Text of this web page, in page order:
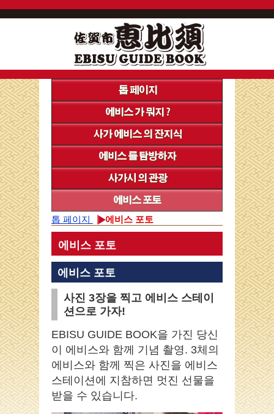
톱 페이지 에비스 포토
에비스 포토
에비스 포토
사진 3장을 찍고 에비스 스테이
션으로 가자!
EBISU GUIDE BOOK을 가진 당신
이 에비스와 함께 기념 촬영. 3체의
에비스와 함께 찍은 사진을 에비스
스테이션에 지참하면 멋진 선물을
받을 수 있습니다.